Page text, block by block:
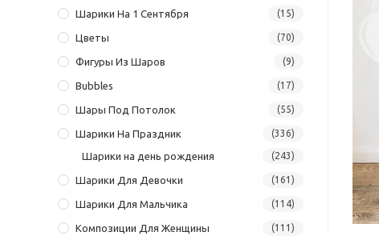
Шарики На 1 Сентября (15)
Цветы (70)
Фигуры Из Шаров (9)
Bubbles (17)
Шары Под Потолок (55)
Шарики На Праздник (336)
Шарики на день рождения (243)
Шарики Для Девочки (161)
Шарики Для Мальчика (114)
Композиции Для Женщины (111)